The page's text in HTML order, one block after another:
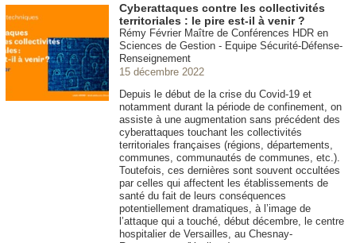
Cyberattaques contre les collectivités
territoriales : le pire est-il à venir ?
Rémy Février Maître de Conférences HDR en
Sciences de Gestion - Equipe Sécurité-Défense-
Renseignement
15 décembre 2022
Depuis le début de la crise du Covid-19 et
notamment durant la période de confinement, on
assiste à une augmentation sans précédent des
cyberattaques touchant les collectivités
territoriales françaises (régions, départements,
communes, communautés de communes, etc.).
Toutefois, ces dernières sont souvent occultées
par celles qui affectent les établissements de
santé du fait de leurs conséquences
potentiellement dramatiques, à l’image de
l’attaque qui a touché, début décembre, le centre
hospitalier de Versailles, au Chesnay-